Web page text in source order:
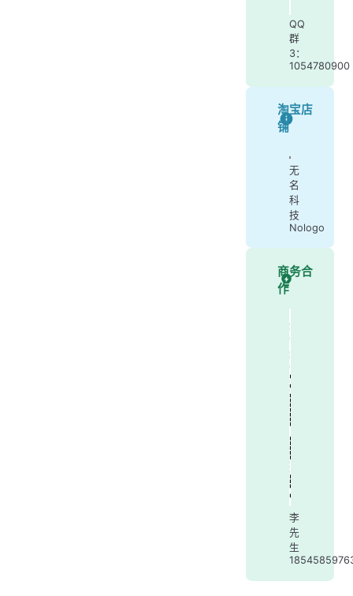
QQ
群
3：
1054780900
淘宝店
铺
无
名
科
技
Nologo
商务合
作
李
先
生